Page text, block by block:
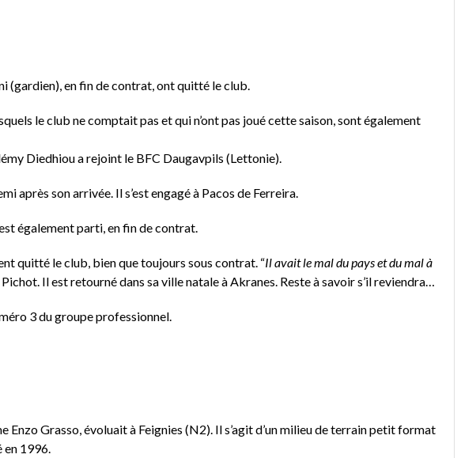
(gardien), en fin de contrat, ont quitté le club.
le club ne comptait pas et qui n’ont pas joué cette saison, sont également
Diedhiou a rejoint le BFC Daugavpils (Lettonie).
après son arrivée. Il s’est engagé à Pacos de Ferreira.
également parti, en fin de contrat.
quitté le club, bien que toujours sous contrat. “Il avait le mal du pays et du mal à
Il est retourné dans sa ville natale à Akranes. Reste à savoir s’il reviendra…
3 du groupe professionnel.
Enzo Grasso, évoluait à Feignies (N2). Il s’agit d’un milieu de terrain petit format
1996.